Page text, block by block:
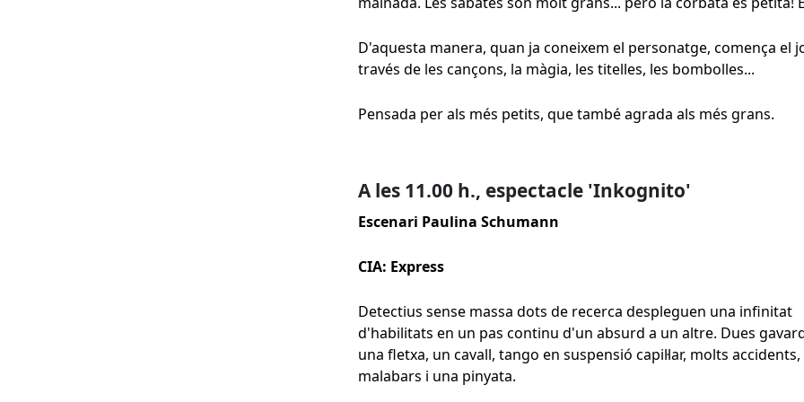
D'aquesta manera, quan ja coneixem el personatge, comença el
través de les cançons, la màgia, les titelles, les bombolles...
Pensada per als més petits, que també agrada als més grans.
A les 11.00 h., espectacle 'Inkognito'
Escenari Paulina Schumann
CIA: Express
Detectius sense massa dots de recerca despleguen una infinitat
d'habilitats en un pas continu d'un absurd a un altre. Dues
una fletxa, un cavall, tango en suspensió capil·lar, molts accidents,
malabars i una pinyata.